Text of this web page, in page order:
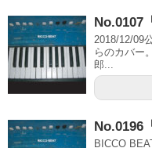
No.0107
2018/12/09
らのカバー
郎...
No.0196
BICCO